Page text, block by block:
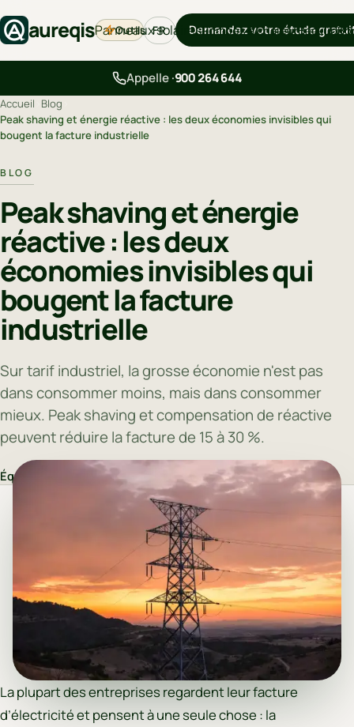
aureqisPanneaux solairesPompes à chaleurBackup
Outils FR Demandez votre étude
Appelle ·900 264 644
Accueil Blog
Peak shaving et énergie réactive : les deux économies invisibles qui
bougent la facture industrielle
BLOG
Peak shaving et énergie
réactive : les deux
économies invisibles qui
bougent la facture
industrielle
Sur tarif industriel, la grosse économie n'est pas
dans consommer moins, mais dans consommer
mieux. Peak shaving et compensation de réactive
peuvent réduire la facture de 15 à 30 %.
Équipe AUREQIS 26 mai 2026
La plupart des entreprises regardent leur facture
d’électricité et pensent à une seule chose : la